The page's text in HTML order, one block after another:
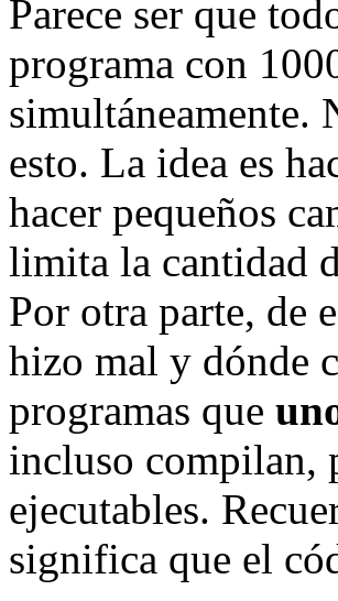
Parece ser que
programa con
simultáneamente.
esto. La idea es
hacer pequeños
limita la cantidad
Por otra parte, de
hizo mal y dónde
programas que
incluso compilan,
ejecutables.
significa que el